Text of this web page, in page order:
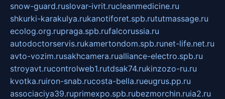
snow-guard.ruslovar-ivrit.rucleanmedicine.ru
shkurki-karakulya.rukanotiforet.spb.rututmassage.ru
ecolog.org.rupraga.spb.rufalcorussia.ru
autodoctorservis.rukamertondom.spb.runet-life.net.ru
avto-vozim.rusakhcamera.rualliance-electro.spb.ru
stroyavt.rucontrolweb1.rutdsak74.rukinzozo-ru.ru
kvotka.ruiron-snab.rucosta-bella.rueugrus.pp.ru
associaciya39.ruprimexpo.spb.rubezmorchin.ruia2.ru